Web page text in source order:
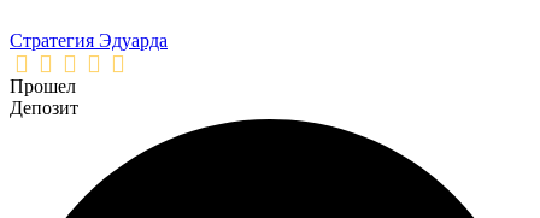
Стратегия Эдуарда
Прошел
Депозит